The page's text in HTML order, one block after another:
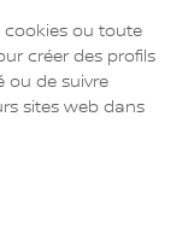
cookies ou toute
créer des profils
ou de suivre
sites web dans